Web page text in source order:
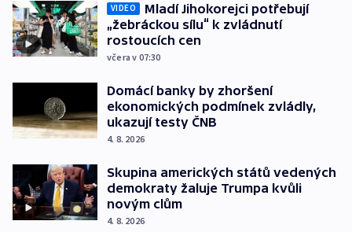
VIDEO
Mladí Jihokorejci potřebují
„žebráckou sílu“ k zvládnutí
rostoucích cen
včera v 07:30
Domácí banky by zhoršení
ekonomických podmínek zvládly,
ukazují testy ČNB
4. 8. 2026
Skupina amerických států vedených
demokraty žaluje Trumpa kvůli
novým clům
4. 8. 2026